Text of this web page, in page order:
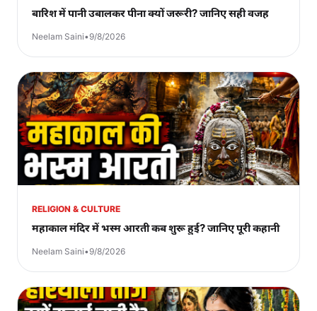
बारिश में पानी उबालकर पीना क्यों जरूरी? जानिए सही वजह
Neelam Saini•9/8/2026
RELIGION & CULTURE
महाकाल मंदिर में भस्म आरती कब शुरू हुई? जानिए पूरी कहानी
Neelam Saini•9/8/2026